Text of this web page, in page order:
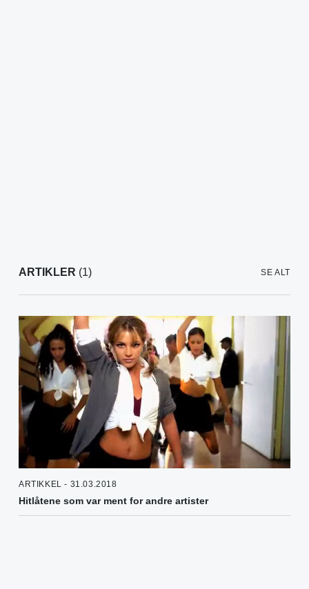
ARTIKLER (1) SE ALT
ARTIKKEL - 31.03.2018
Hitlåtene som var ment for andre artister